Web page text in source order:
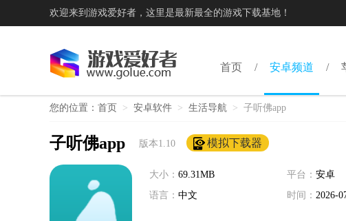
欢迎来到游戏爱好者，这里是最新最全的游戏下载基地！
首页 安卓频道
您的位置： 首页 > 安卓软件 > 生活导航 > 子听佛app
子听佛app 版本1.10 模拟下载器
大小： 69.31MB 平台： 安卓
语言： 中文 时间： 2026-